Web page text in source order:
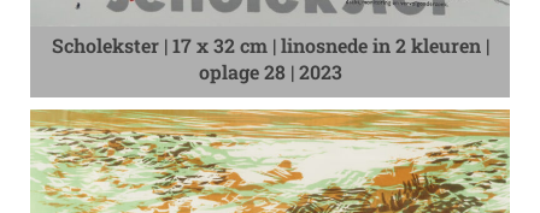
Scholekster | 17 x 32 cm | linosnede in 2 kleuren |
oplage 28 | 2023